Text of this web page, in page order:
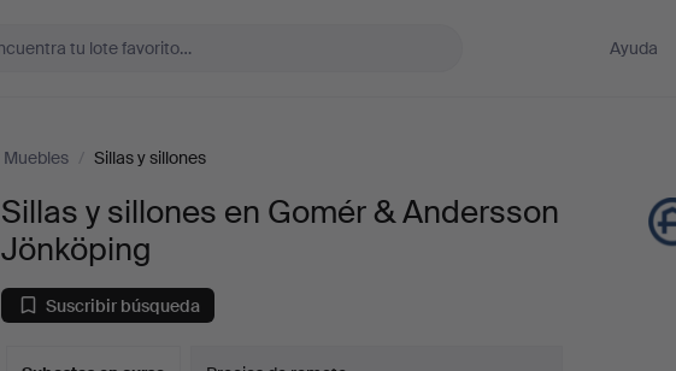
Ayuda
Muebles / Sillas y sillones
Sillas y sillones en Gomér & Andersson
Jönköping
Suscribir búsqueda